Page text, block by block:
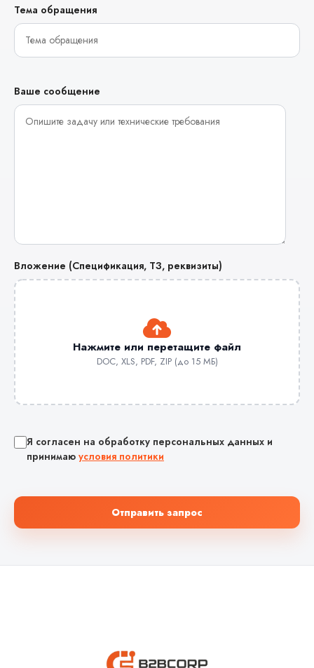
Тема обращения
Ваше сообщение
Вложение (Спецификация, ТЗ, реквизиты)
Нажмите или перетащите файл
DOC, XLS, PDF, ZIP (до 15 МБ)
Я согласен на обработку персональных данных и
принимаю условия политики
Отправить запрос